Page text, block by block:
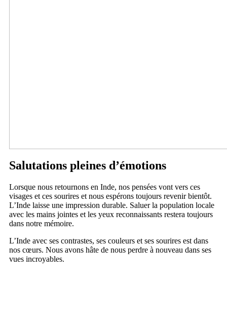
Salutations pleines d’émotions
Lorsque nous retournons en Inde, nos pensées vont vers ces
visages et ces sourires et nous espérons toujours revenir bientôt.
L’Inde laisse une impression durable. Saluer la population locale
avec les mains jointes et les yeux reconnaissants restera toujours
dans notre mémoire.
L’Inde avec ses contrastes, ses couleurs et ses sourires est dans
nos cœurs. Nous avons hâte de nous perdre à nouveau dans ses
vues incroyables.